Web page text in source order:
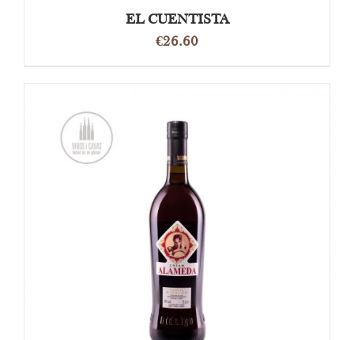
EL CUENTISTA
€26.60
TOEVOEGEN AAN WINKELWAGEN